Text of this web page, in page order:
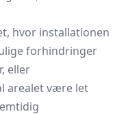
hvor installationen
forhindringer
eller
arealet være let